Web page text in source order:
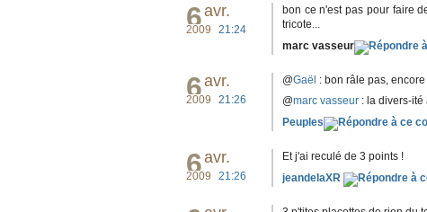
6avr.
2009 21:24
bon ce n'est pas pour faire
tricote...
marc vasseur
6avr.
2009 21:26
@Gaël : bon râle pas,
@marc vasseur : la divers-
Peuples
6avr.
2009 21:26
Et j'ai reculé de 3 points !
jeandelaXR